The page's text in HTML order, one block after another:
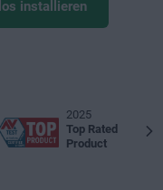
installieren
2025
Top Rated
Product